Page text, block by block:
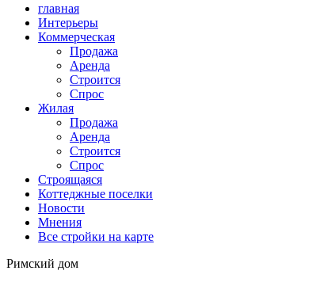
главная
Интерьеры
Коммерческая
Продажа
Аренда
Строится
Спрос
Жилая
Продажа
Аренда
Строится
Спрос
Строящаяся
Коттеджные поселки
Новости
Мнения
Все стройки на карте
Римский дом